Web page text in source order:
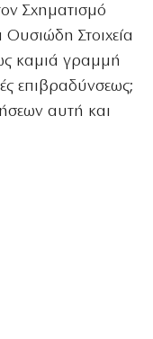
Σχηματισμό
Ουσιώδη Στοιχεία
καμιά γραμμή
επιβραδύνσεως;
αυτή και